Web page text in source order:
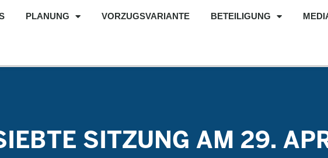
PLANUNG VORZUGSVARIANTE BETEILIGUNG
SITZUNG AM 29.